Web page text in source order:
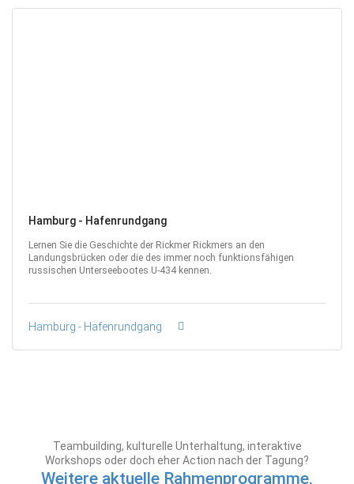
Hamburg - Hafenrundgang
Lernen Sie die Geschichte der Rickmer Rickmers an den
Landungsbrücken oder die des immer noch funktionsfähigen
russischen Unterseebootes U-434 kennen.
Hamburg - Hafenrundgang
Teambuilding, kulturelle Unterhaltung, interaktive
Workshops oder doch eher Action nach der Tagung?
Weitere aktuelle Rahmenprogramme,